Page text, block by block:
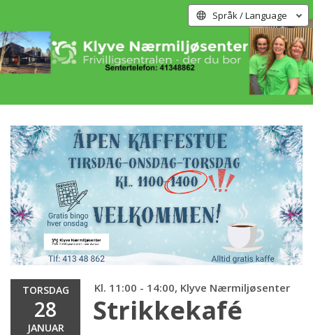
Språk / Language
TORSDAG
28
JANUAR
Kl. 11:00 - 14:00, Klyve Nærmiljøsenter
Strikkekafé